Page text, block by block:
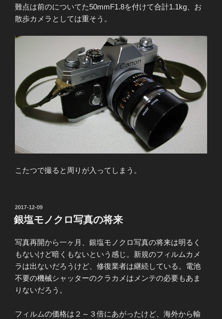
難点は前のについてた50mmF1.8を付けて合計1.1kg、お
散歩カメラとしては重そう。
こたつで撮ると周りが入ってしまう。
投
稿
日:
2017-12-09
銀塩モノクロ写真の将来
写真再開から一ヶ月、銀塩モノクロ写真の将来は明るく
もないけど暗くもないという感じ。新規のフィルムカメ
ラは出ないだろうけど、修復業者は継続している。電池
不要の機械シャッターのクラカメはメンテの必要もあま
りないだろう。
フィルムの価格は２～３倍にあがったけど、海外から輸